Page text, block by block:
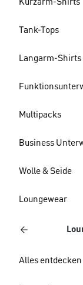
Kurzarm-Shirts
Tank-Tops
Langarm-Shirts
Multipacks
Business
Wolle & Seide
Loungewear
Alles entdecken